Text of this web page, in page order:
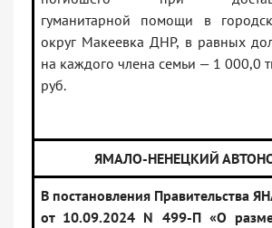
гуманитарной помощи в
округ Макеевка ДНР, в равных
на каждого члена семьи — 1 000,0
руб.
ЯМАЛО-НЕНЕЦКИЙ
В постановления Правительства
от 10.09.2024 N 499-П «О